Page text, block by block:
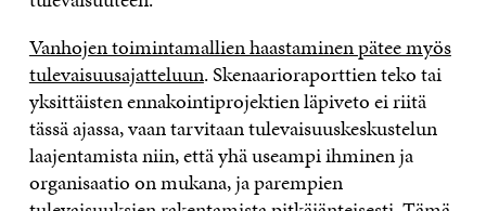
Vanhojen toimintamallien haastaminen pätee myös
tulevaisuusajatteluun. Skenaarioraporttien teko tai
yksittäisten ennakointiprojektien läpiveto ei riitä
tässä ajassa, vaan tarvitaan tulevaisuuskeskustelun
laajentamista niin, että yhä useampi ihminen ja
organisaatio on mukana, ja parempien